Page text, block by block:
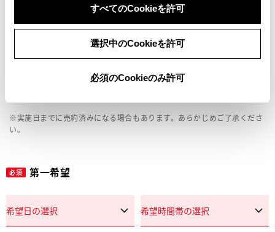
すべてのCookieを許可
選択中のCookieを許可
必須のCookieのみ許可
※実施日までに売約済みになる場合もあります。あらかじめご了承くださ
い。
必須 第一希望